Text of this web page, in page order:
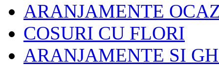
ARANJAMENTE
COSURI CU FLORI
ARANJAMENTE SI